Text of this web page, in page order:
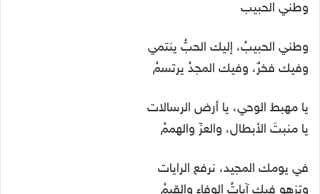
وطني الحبيب
وطني الحبيبُ، إليك الحبُّ ينتمي
وفيك فخرٌ، وفيك المجدُ يرتسمُ
يا مهبط الوحي، يا أرض الرسالات
يا منبتَ الأبطال، والعزّ والهممُ
في يومك المجيد، نرفع الرايات
وتزهو فيك آياتُ الوفاء والقيمُ